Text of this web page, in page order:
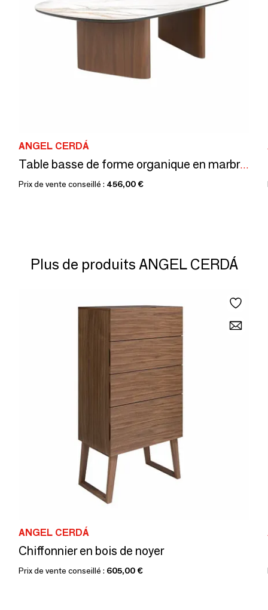
ANGEL CERDÁ
Table basse de forme organique en marbre céramique et noyer
Prix de vente conseillé : 456,00 €
Plus de produits ANGEL CERDÁ
ANGEL CERDÁ
Chiffonnier en bois de noyer
Prix de vente conseillé : 605,00 €